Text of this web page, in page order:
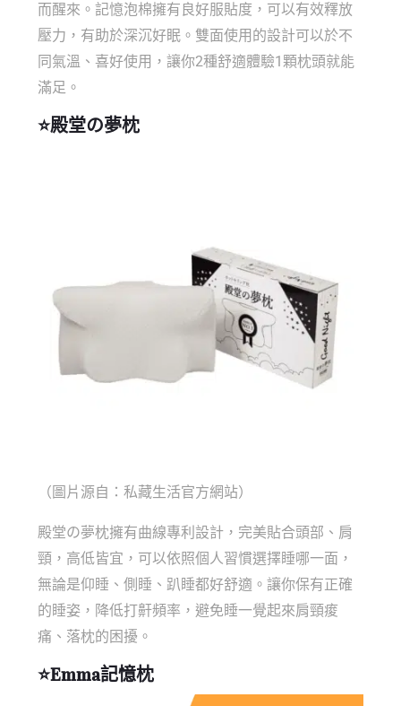
而醒來。記憶泡棉擁有良好服貼度，可以有效釋放
壓力，有助於深沉好眠。雙面使用的設計可以於不
同氣溫、喜好使用，讓你2種舒適體驗1顆枕頭就能
滿足。
⭐殿堂の夢枕
（圖片源自：私藏生活官方網站）
殿堂の夢枕擁有曲線專利設計，完美貼合頭部、肩
頸，高低皆宜，可以依照個人習慣選擇睡哪一面，
無論是仰睡、側睡、趴睡都好舒適。讓你保有正確
的睡姿，降低打鼾頻率，避免睡一覺起來肩頸痠
痛、落枕的困擾。
⭐Emma記憶枕